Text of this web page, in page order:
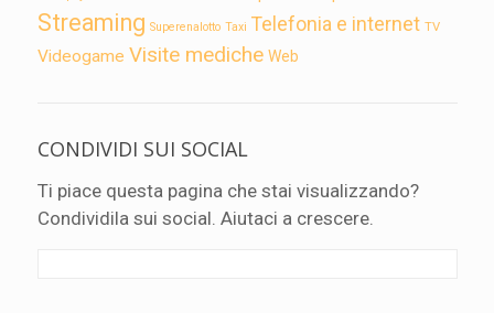
Streaming Superenalotto Taxi Telefonia e internet TV
Videogame Visite mediche Web
CONDIVIDI SUI SOCIAL
Ti piace questa pagina che stai visualizzando?
Condividila sui social. Aiutaci a crescere.